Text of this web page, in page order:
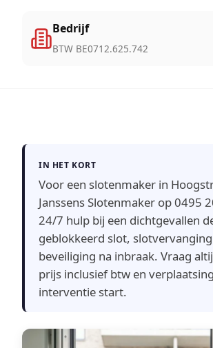
Bedrijf
BTW BE0712.625.742
IN HET KORT
Voor een slotenmaker in
Janssens Slotenmaker op 0495
24/7 hulp bij een dichtgevallen
geblokkeerd slot,
beveiliging na inbraak. Vraag
prijs inclusief btw en
interventie start.